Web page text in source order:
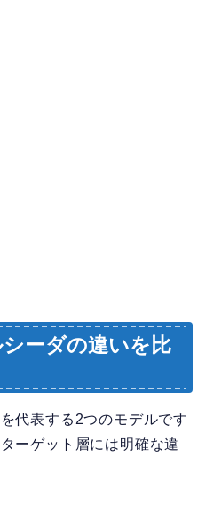
ーダの違いを比
代表する2つのモデルです
ーゲット層には明確な違